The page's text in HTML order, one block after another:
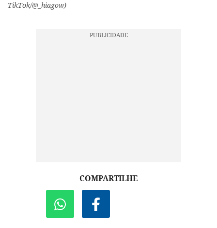
TikTok/@_hiagow)
COMPARTILHE